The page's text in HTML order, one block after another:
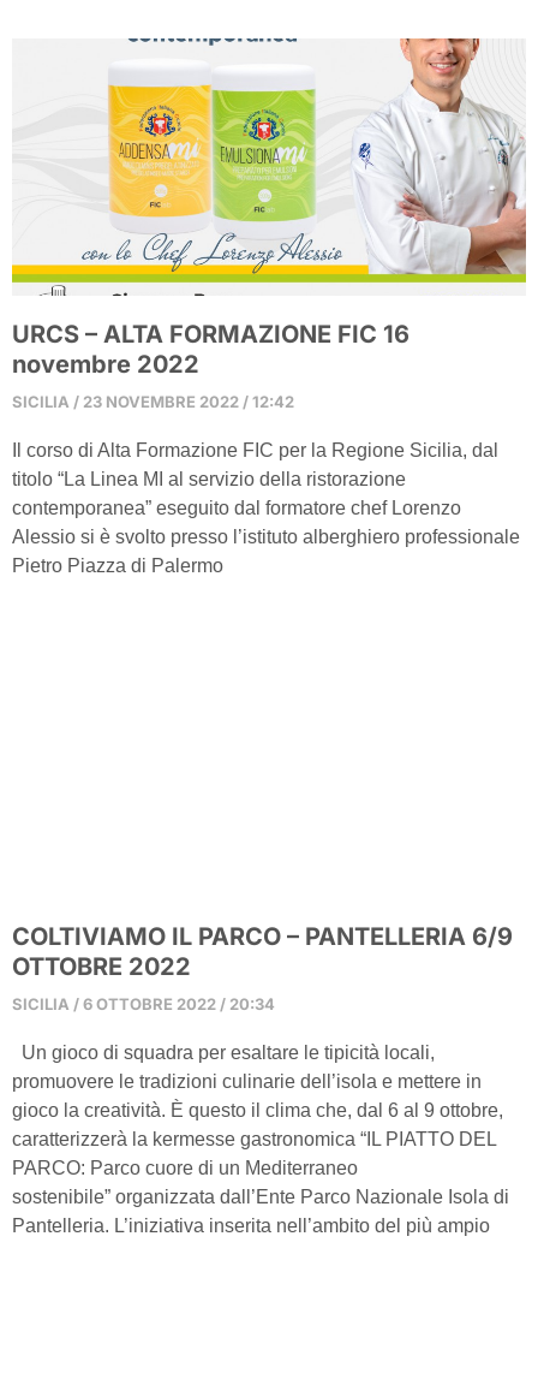
URCS – ALTA FORMAZIONE FIC 16
novembre 2022
SICILIA 23 NOVEMBRE 2022 12:42
Il corso di Alta Formazione FIC per la Regione Sicilia, dal
titolo “La Linea MI al servizio della ristorazione
contemporanea” eseguito dal formatore chef Lorenzo
Alessio si è svolto presso l’istituto alberghiero professionale
Pietro Piazza di Palermo
COLTIVIAMO IL PARCO – PANTELLERIA 6/9
OTTOBRE 2022
SICILIA 6 OTTOBRE 2022 20:34
Un gioco di squadra per esaltare le tipicità locali,
promuovere le tradizioni culinarie dell’isola e mettere in
gioco la creatività. È questo il clima che, dal 6 al 9 ottobre,
caratterizzerà la kermesse gastronomica “IL PIATTO DEL
PARCO: Parco cuore di un Mediterraneo
sostenibile” organizzata dall’Ente Parco Nazionale Isola di
Pantelleria. L’iniziativa inserita nell’ambito del più ampio